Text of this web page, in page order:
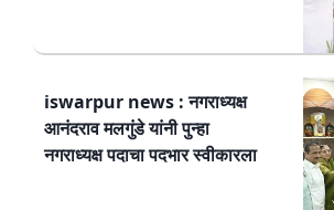
iswarpur news : नगराध्यक्ष
आनंदराव मलगुंडे यांनी पुन्हा
नगराध्यक्ष पदाचा पदभार स्वीकारला